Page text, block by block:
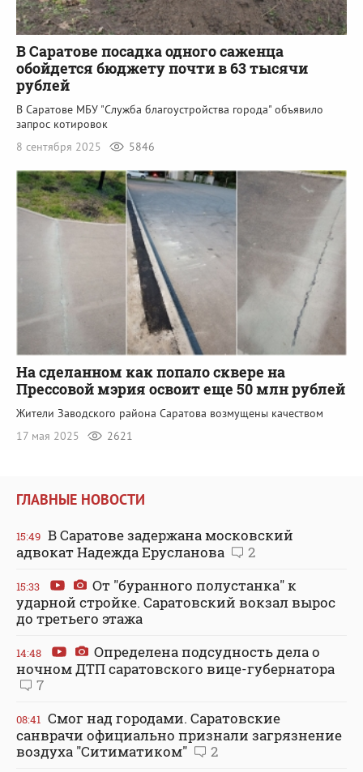
В Саратове посадка одного саженца
обойдется бюджету почти в 63 тысячи
рублей
В Саратове МБУ "Служба благоустройства города" объявило
запрос котировок
8 сентября 2025
5846
На сделанном как попало сквере на
Прессовой мэрия освоит еще 50 млн рублей
Жители Заводского района Саратова возмущены качеством
17 мая 2025
2621
ГЛАВНЫЕ НОВОСТИ
15:49 В Саратове задержана московский
адвокат Надежда Ерусланова
2
15:33
От "буранного полустанка" к
ударной стройке. Саратовский вокзал вырос
до третьего этажа
14:48
Определена подсудность дела о
ночном ДТП саратовского вице-губернатора
7
08:41 Смог над городами. Саратовские
санврачи официально признали загрязнение
воздуха "Ситиматиком"
2